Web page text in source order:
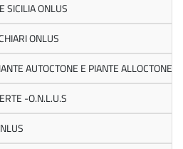
SICILIA ONLUS
ONLUS
AUTOCTONE E PIANTE ALLOCTONE
-O.N.L.U.S